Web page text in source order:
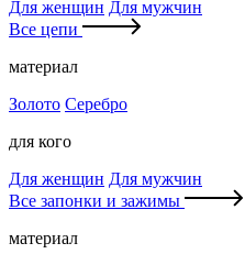
Для женщин Для мужчин
Все цепи
материал
Золото Серебро
для кого
Для женщин Для мужчин
Все запонки и зажимы
материал